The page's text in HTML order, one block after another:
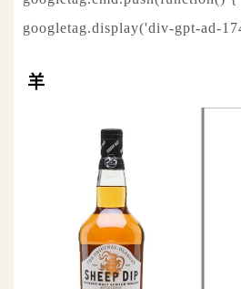
googletag.display('div-gpt-ad-
羊